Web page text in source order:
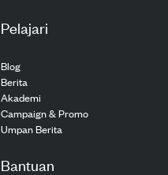
Pelajari
Blog
Berita
Akademi
Campaign & Promo
Umpan Berita
Bantuan